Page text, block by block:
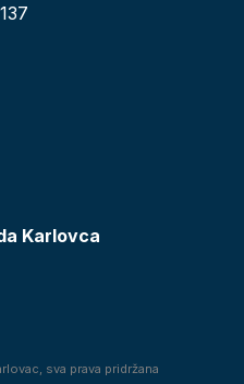
Karlovca
sva prava pridržana